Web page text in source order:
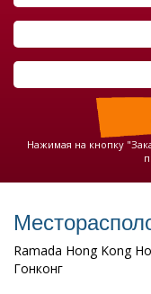
Нажимая на кнопку
Ramada Hong Kong
Гонконг